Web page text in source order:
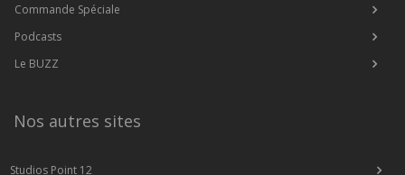
Commande Spéciale
Podcasts
Le BUZZ
Nos autres sites
Studios Point 12